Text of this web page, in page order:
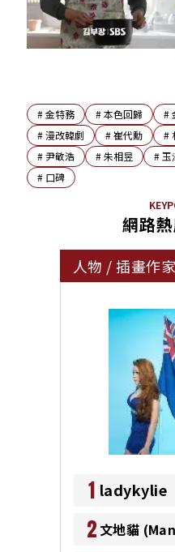
#金特務 #本色回歸 #
#漫改韓劇 #崔代勳 #
#尹敬浩 #朱相昱 #玉
# 口碑
網路
人物 /插畫作家
1 ladykylie
2 文地貓